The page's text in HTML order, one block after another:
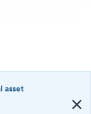
asset